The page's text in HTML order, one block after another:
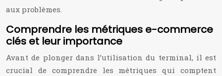
aux problèmes.
Comprendre les métriques e-commerce
clés et leur importance
Avant de plonger dans l’utilisation du terminal, il est
crucial de comprendre les métriques qui comptent